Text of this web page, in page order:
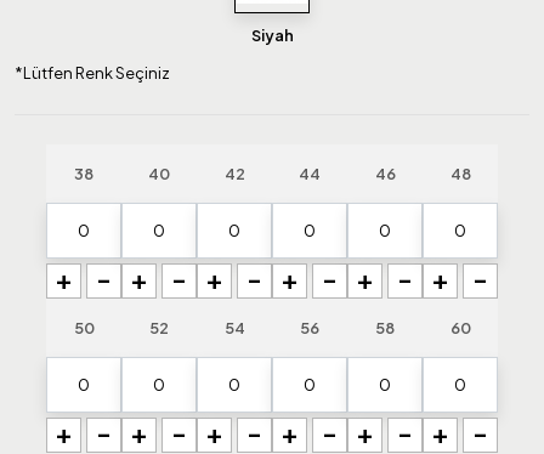
Siyah
*Lütfen Renk Seçiniz
38
+ -
40
+ -
42
+ -
44
+ -
46
+ -
48
+ -
50
+ -
52
+ -
54
+ -
56
+ -
58
+ -
60
+ -